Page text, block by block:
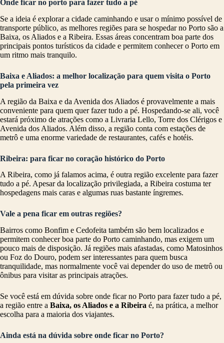
Onde ficar no porto para fazer tudo a pé
Se a ideia é explorar a cidade caminhando e usar o mínimo possível de
transporte público, as melhores regiões para se hospedar no Porto são a
Baixa, os Aliados e a Ribeira. Essas áreas concentram boa parte dos
principais pontos turísticos da cidade e permitem conhecer o Porto em
um ritmo mais tranquilo.
Baixa e Aliados: a melhor localização para quem visita o Porto
pela primeira vez
A região da Baixa e da Avenida dos Aliados é provavelmente a mais
conveniente para quem quer fazer tudo a pé. Hospedando-se ali, você
estará próximo de atrações como a Livraria Lello, Torre dos Clérigos e
Avenida dos Aliados. Além disso, a região conta com estações de
metrô e uma enorme variedade de restaurantes, cafés e hotéis.
Ribeira: para ficar no coração histórico do Porto
A Ribeira, como já falamos acima, é outra região excelente para fazer
tudo a pé. Apesar da localização privilegiada, a Ribeira costuma ter
hospedagens mais caras e algumas ruas bastante íngremes.
Vale a pena ficar em outras regiões?
Bairros como Bonfim e Cedofeita também são bem localizados e
permitem conhecer boa parte do Porto caminhando, mas exigem um
pouco mais de disposição. Já regiões mais afastadas, como Matosinhos
ou Foz do Douro, podem ser interessantes para quem busca
tranquilidade, mas normalmente você vai depender do uso de metrô ou
ônibus para visitar as principais atrações.
Se você está em dúvida sobre onde ficar no Porto para fazer tudo a pé,
a região entre a Baixa, os Aliados e a Ribeira é, na prática, a melhor
escolha para a maioria dos viajantes.
Ainda está na dúvida sobre onde ficar no Porto?